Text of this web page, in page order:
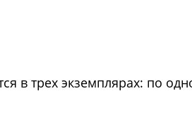
в трех экземплярах: по